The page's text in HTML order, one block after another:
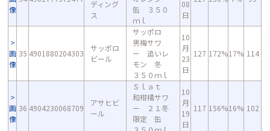
像
ディング
ス
缶 ３５０
ｍｌ
08
日
画
像
35 4901880204303
サッポロ
ビール
サッポロ
男梅サワ
ー 追いレ
モン 冬
３５０ｍｌ
10
月
23
日
127 172%17% 114
画
像
36 4904230068709
アサヒビ
ール
Ｓｌａｔ
和柑橘サワ
ー ２１冬
限定 缶
10
月
19
日
117 156%16% 102